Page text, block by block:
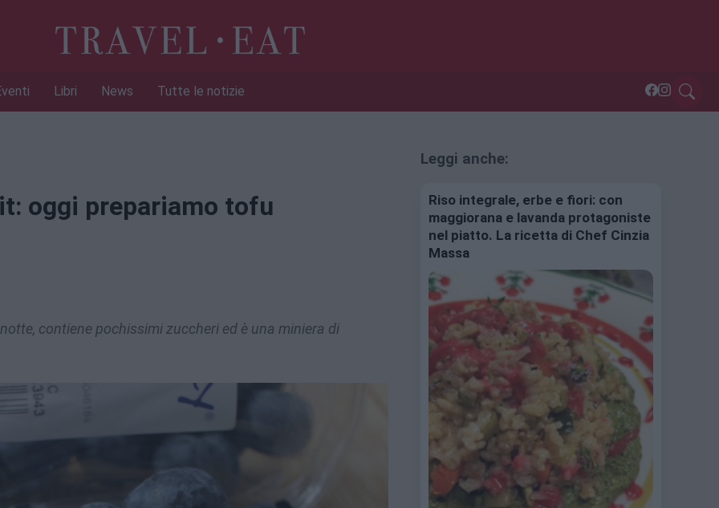
Libri News Tutte le notizie
oggi prepariamo tofu
contiene pochissimi zuccheri ed è una miniera di
Leggi anche:
Riso integrale, erbe e fiori: con
maggiorana e lavanda protagoniste
nel piatto. La ricetta di Chef Cinzia
Massa